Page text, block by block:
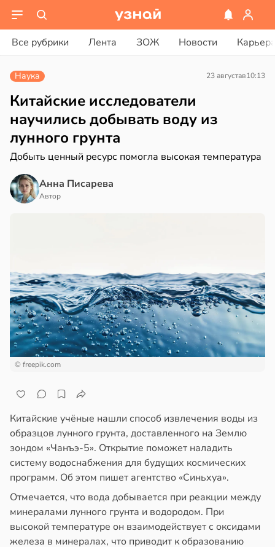
Все рубрики Лента ЗОЖ Новости
в19:49
в13:55
в21:42
Наука 23 августав10:13
Китайские исследователи
научились добывать воду из
лунного грунта
Добыть ценный ресурс помогла высокая температура
Анна Писарева
Автор
© freepik.com
Китайские учёные нашли способ извлечения воды из
образцов лунного грунта, доставленного на Землю
зондом «Чанъэ-5». Открытие поможет наладить
систему водоснабжения для будущих космических
программ. Об этом пишет агентство «Синьхуа».
Отмечается, что вода добывается при реакции между
минералами лунного грунта и водородом. При
высокой температуре он взаимодействует с оксидами
железа в минералах, что приводит к образованию
в19:27
в17:21
в16:23